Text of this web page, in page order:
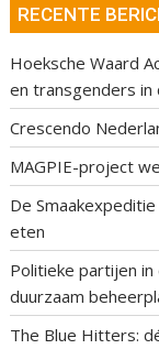
RECENTE
Hoeksche Waard
en transgenders in
Crescendo
MAGPIE-project
De
eten
Politieke partijen
duurzaam
The Blue Hitters: